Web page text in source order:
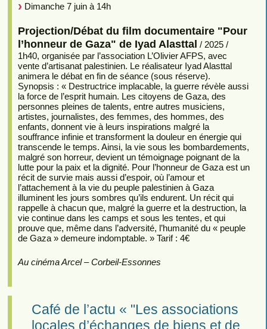
Dimanche 7 juin à 14h
Projection/Débat du film documentaire "Pour
l’honneur de Gaza" de Iyad Alasttal / 2025 /
1h40, organisée par l’association L’Olivier AFPS, avec
vente d’artisanat palestinien. Le réalisateur Iyad Alasttal
animera le débat en fin de séance (sous réserve).
Synopsis : « Destructrice implacable, la guerre révèle aussi
la force de l’esprit humain. Les citoyens de Gaza, des
personnes pleines de talents, entre autres musiciens,
artistes, journalistes, des femmes, des hommes, des
enfants, donnent vie à leurs inspirations malgré la
souffrance infinie et transforment la douleur en énergie qui
transcende le temps. Ainsi, la vie sous les bombardements,
malgré son horreur, devient un témoignage poignant de la
lutte pour la paix et la dignité. Pour l’honneur de Gaza est un
récit de survie mais aussi d’espoir, où l’amour et
l’attachement à la vie du peuple palestinien à Gaza
illuminent les jours sombres qu’ils endurent. Un récit qui
rappelle à chacun que, malgré la guerre et la destruction, la
vie continue dans les camps et sous les tentes, et qui
prouve que, même dans l’adversité, l’humanité du « peuple
de Gaza » demeure indomptable. » Tarif : 4€
Au cinéma Arcel – Corbeil-Essonnes
Café de l’actu « "Les associations
locales d’échanges de biens et de